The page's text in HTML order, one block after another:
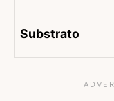
Substrato